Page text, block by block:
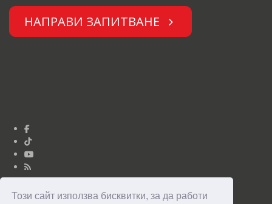
Този сайт използва бисквитки, за да работи
НАПРАВИ ЗАПИТВАНЕ